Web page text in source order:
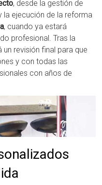
, desde la gestión de
la ejecución de la reforma
, cuando ya estará
profesional. Tras la
revisión final para que
y con todas las
con años de